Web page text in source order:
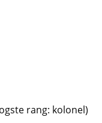
rang: kolonel)